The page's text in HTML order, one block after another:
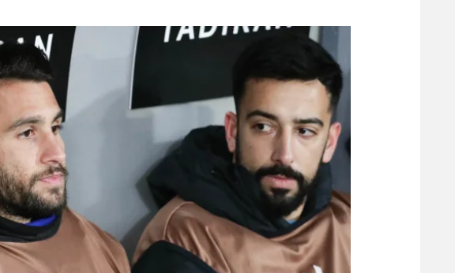
תקנון משתתפים וזוכים בפרסים
תקנון עבור פעילות אלקטרה
תקנון עבור פעילות ספורט 1 – "מרלן"
גיימינג E-Sports
תנאי שימוש
מדיניות פרטיות
תקנון פעילות ספורט 1
רשיון להקרנה פומבית לבית עסק
הפועל תל אביב
הפועל חיפה
הפועל באר שבע
מכבי נתניה